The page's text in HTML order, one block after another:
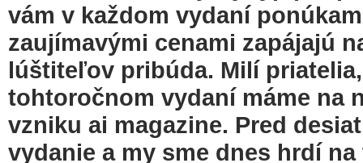
vám v každom vydaní
zaujímavými cenami zapájajú
lúštiteľov pribúda. Milí
tohtoročnom vydaní máme na
vzniku ai magazine. Pred
vydanie a my sme dnes hrdí